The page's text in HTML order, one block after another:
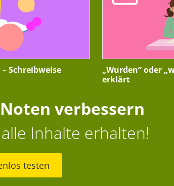
– Schreibweise
„Wurden“ oder
erklärt
verbessern
Inhalte erhalten!
testen